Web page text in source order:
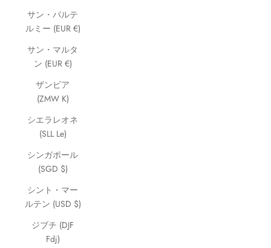
サン・バルテ
ルミー (EUR €)
サン・マルタ
ン (EUR €)
ザンビア
(ZMW K)
シエラレオネ
(SLL Le)
シンガポール
(SGD $)
シント・マー
ルテン (USD $)
ジブチ (DJF
Fdj)